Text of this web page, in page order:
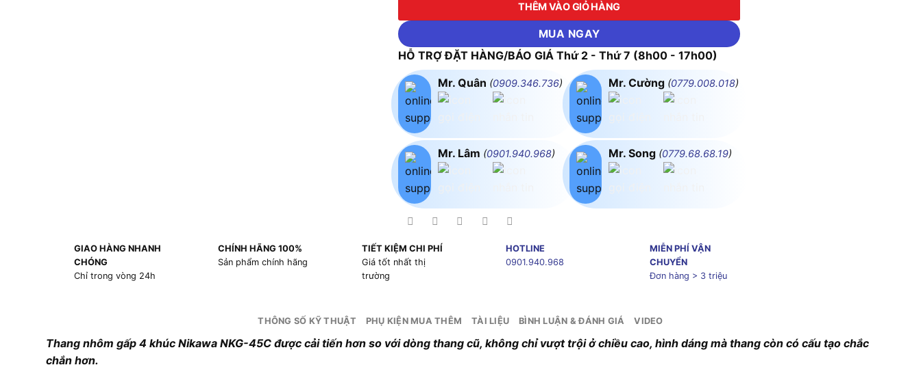
THÊM VÀO GIỎ HÀNG
MUA NGAY
HỖ TRỢ ĐẶT HÀNG/BÁO GIÁ Thứ 2 - Thứ 7 (8h00 - 17h00)
Mr. Quân (0909.346.736)
Mr. Lâm (0901.940.968)
Mr. Cường (0779.008.018)
Mr. Song (0779.68.68.19)
GIAO HÀNG NHANH
CHÓNG
Chỉ trong vòng 24h
CHÍNH HÃNG 100%
Sản phẩm chính hãng
TIẾT KIỆM CHI PHÍ
Giá tốt nhất thị
trường
HOTLINE
0901.940.968
MIỄN PHÍ VẬN
CHUYỂN
Đơn hàng > 3 triệu
THÔNG SỐ KỸ THUẬT PHỤ KIỆN MUA THÊM TÀI LIỆU BÌNH LUẬN & ĐÁNH GIÁ VIDEO
Thang nhôm gấp 4 khúc Nikawa NKG-45C được cải tiến hơn so với dòng thang cũ, không chỉ vượt trội ở chiều cao, hình dáng mà thang còn có cấu tạo chắc
chắn hơn.